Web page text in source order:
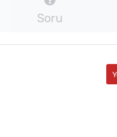
Soru